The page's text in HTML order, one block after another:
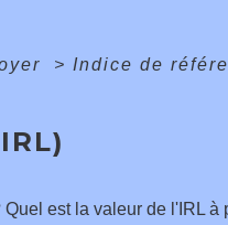
> Indice de
est la valeur de l'IRL à